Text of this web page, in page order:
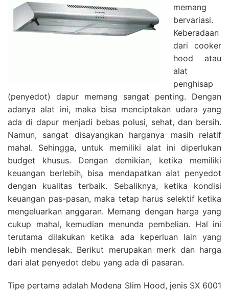
memang
bervariasi.
Keberadaan
dari cooker
hood atau
alat
penghisap
(penyedot) dapur memang sangat penting. Dengan
adanya alat ini, maka bisa menciptakan udara yang
ada di dapur menjadi bebas polusi, sehat, dan bersih.
Namun, sangat disayangkan harganya masih relatif
mahal. Sehingga, untuk memiliki alat ini diperlukan
budget khusus. Dengan demikian, ketika memiliki
keuangan berlebih, bisa mendapatkan alat penyedot
dengan kualitas terbaik. Sebaliknya, ketika kondisi
keuangan pas-pasan, maka tetap harus selektif ketika
mengeluarkan anggaran. Memang dengan harga yang
cukup mahal, kemudian menunda pembelian. Hal ini
terutama dilakukan ketika ada keperluan lain yang
lebih mendesak. Berikut merupakan merk dan harga
dari alat penyedot debu yang ada di pasaran.
Tipe pertama adalah Modena Slim Hood, jenis SX 6001